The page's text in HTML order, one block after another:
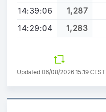
14:39:06
1,287
14:29:04
1,283
Updated 06/08/2026 15:19 CEST